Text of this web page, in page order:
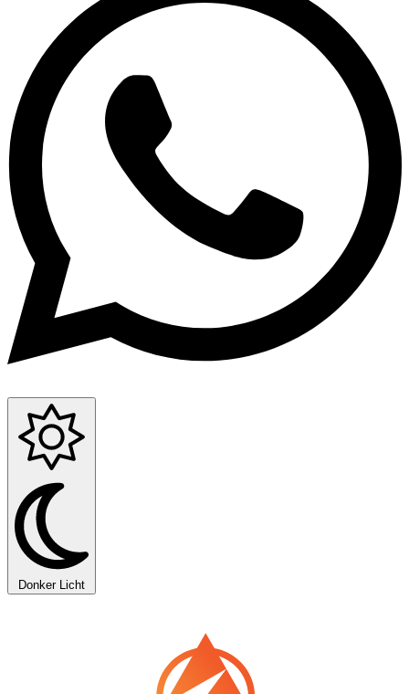
Donker Licht